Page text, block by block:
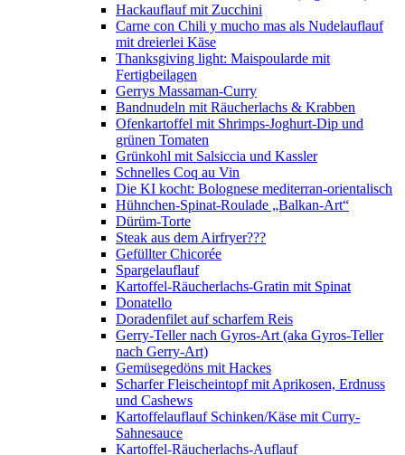
Hackauflauf mit Zucchini
Carne con Chili y mucho mas als Nudelauflauf
mit dreierlei Käse
Thanksgiving light: Maispoularde mit
Fertigbeilagen
Gerrys Massaman-Curry
Bandnudeln mit Räucherlachs & Krabben
Ofenkartoffel mit Shrimps-Joghurt-Dip und
grünen Tomaten
Grünkohl mit Salsiccia und Kassler
Schnelles Coq au Vin
Die KI kocht: Bolognese mediterran-orientalisch
Hühnchen-Spinat-Roulade „Balkan-Art“
Dürüm-Torte
Steak aus dem Airfryer???
Gefüllter Chicorée
Spargelauflauf
Kartoffel-Räucherlachs-Gratin mit Spinat
Donatello
Doradenfilet auf scharfem Reis
Gerry-Teller nach Gyros-Art (aka Gyros-Teller
nach Gerry-Art)
Gemüsegedöns mit Hackes
Scharfer Fleischeintopf mit Aprikosen, Erdnuss
und Cashews
Kartoffelauflauf Schinken/Käse mit Curry-
Sahnesauce
Kartoffel-Räucherlachs-Auflauf